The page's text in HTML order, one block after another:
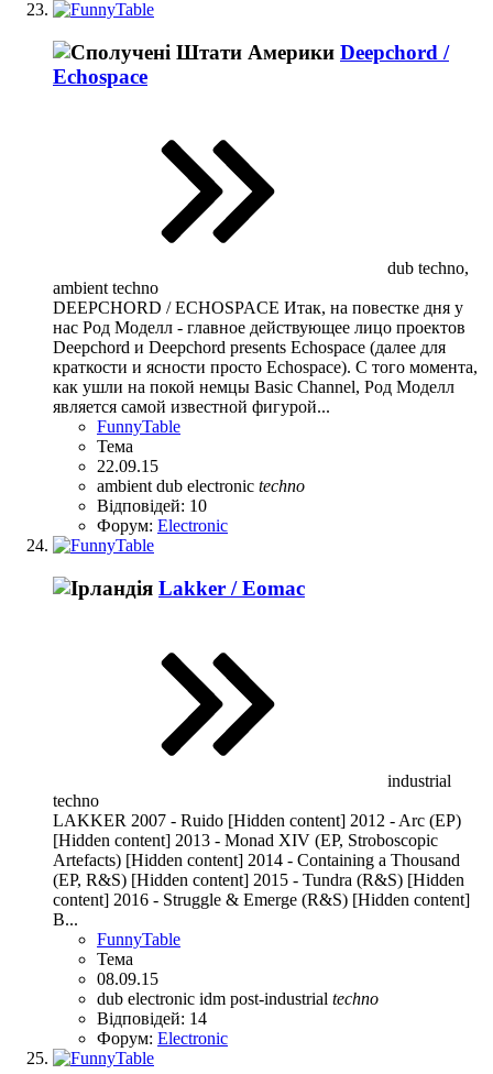
Deepchord /
Echospace
dub techno,
ambient techno
DEEPCHORD / ECHOSPACE Итак, на повестке дня у
нас Род Моделл - главное действующее лицо проектов
Deepchord и Deepchord presents Echospace (далее для
краткости и ясности просто Echospace). С того момента,
как ушли на покой немцы Basic Channel, Род Моделл
является самой известной фигурой...
FunnyTable
Тема
22.09.15
ambient dub electronic techno
Відповідей: 10
Форум: Electronic
Lakker / Eomac
industrial
techno
LAKKER 2007 - Ruido [Hidden content] 2012 - Arc (EP)
[Hidden content] 2013 - Monad XIV (EP, Stroboscopic
Artefacts) [Hidden content] 2014 - Containing a Thousand
(EP, R&S) [Hidden content] 2015 - Tundra (R&S) [Hidden
content] 2016 - Struggle & Emerge (R&S) [Hidden content]
В...
FunnyTable
Тема
08.09.15
dub electronic idm post-industrial techno
Відповідей: 14
Форум: Electronic